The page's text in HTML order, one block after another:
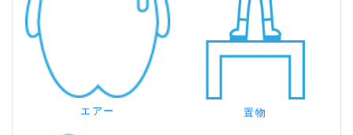
エアー 置物